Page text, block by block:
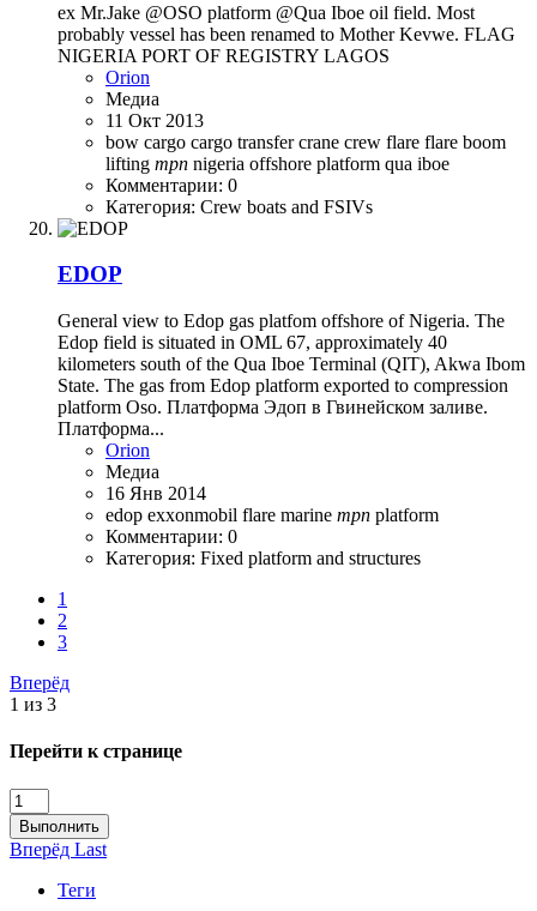
ex Mr.Jake @OSO platform @Qua Iboe oil field. Most
probably vessel has been renamed to Mother Kevwe. FLAG
NIGERIA PORT OF REGISTRY LAGOS
Orion
Медиа
11 Окт 2013
bow cargo cargo transfercrane crew flare flare boom
lifting mpn nigeria offshore platform qua iboe
Комментарии: 0
Категория: Crew boats and FSIVs
EDOP
General view to Edop gas platfom offshore of Nigeria. The
Edop field is situated in OML 67, approximately 40
kilometers south of the Qua Iboe Terminal (QIT), Akwa Ibom
State. The gas from Edop platform exported to compression
platform Oso. Платформа Эдоп в Гвинейском заливе.
Платформа...
Orion
Медиа
16 Янв 2014
edop exxonmobil flare marine mpn platform
Комментарии: 0
Категория: Fixed platform and structures
1
2
3
Вперёд
1 из 3
Перейти к странице
Выполнить
Вперёд Last
Теги